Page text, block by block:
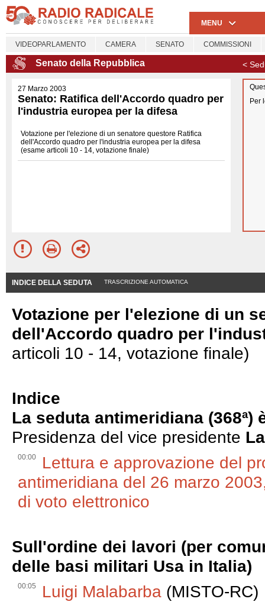
MENU
VIDEOPARLAMENTO CAMERA SENATO COMMISSIONI
Senato della Repubblica <
27 Marzo 2003
Senato: Ratifica dell'Accordo quadro per
l'industria europea per la difesa
Votazione per l'elezione di un senatore questore Ratifica
dell'Accordo quadro per l'industria europea per la difesa
(esame articoli 10 - 14, votazione finale)
Per
INDICE DELLA SEDUTA TRASCRIZIONE AUTOMATICA
Votazione per l'elezione di un
dell'Accordo quadro per
articoli 10 - 14, votazione finale)
Indice
La seduta antimeridiana (368ª)
Presidenza del vice presidente
00:00
Lettura e approvazione del
antimeridiana del 26 marzo
di voto elettronico
Sull'ordine dei lavori (per
delle basi militari Usa in Italia)
00:05 Luigi Malabarba (MISTO-RC)